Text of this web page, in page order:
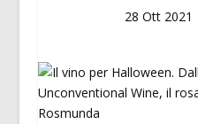
28 Ott 2021